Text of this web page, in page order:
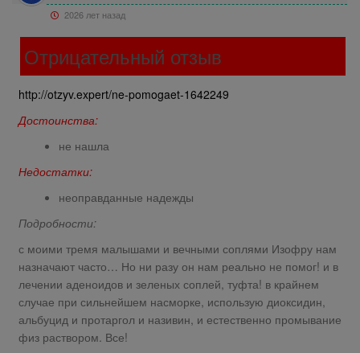
2026 лет назад
Отрицательный отзыв
http://otzyv.expert/ne-pomogaet-1642249
Достоинства:
не нашла
Недостатки:
неоправданные надежды
Подробности:
с моими тремя малышами и вечными соплями Изофру нам
назначают часто… Но ни разу он нам реально не помог! и в
лечении аденоидов и зеленых соплей, туфта! в крайнем
случае при сильнейшем насморке, использую диоксидин,
альбуцид и протаргол и називин, и естественно промывание
физ раствором. Все!